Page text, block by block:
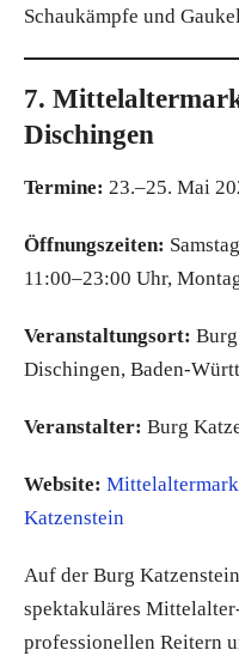
Schaukämpfe und
7.
Dischingen
Termine: 23.–25. Mai
Öffnungszeiten:
11:00–23:00 Uhr,
Veranstaltungsort:
Dischingen, Baden-
Veranstalter: Burg
Website:
Katzenstein
Auf der Burg
spektakuläres
professionellen Reitern